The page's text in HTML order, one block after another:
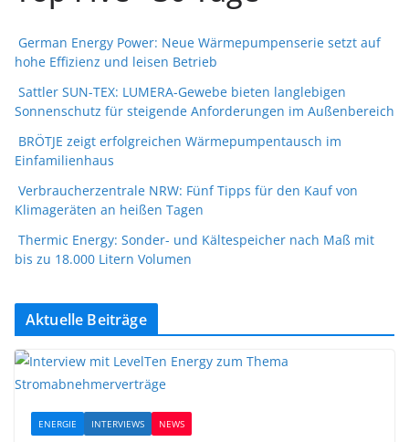
German Energy Power: Neue Wärmepumpenserie setzt auf
hohe Effizienz und leisen Betrieb
Sattler SUN-TEX: LUMERA-Gewebe bieten langlebigen
Sonnenschutz für steigende Anforderungen im Außenbereich
BRÖTJE zeigt erfolgreichen Wärmepumpentausch im
Einfamilienhaus
Verbraucherzentrale NRW: Fünf Tipps für den Kauf von
Klimageräten an heißen Tagen
Thermic Energy: Sonder- und Kältespeicher nach Maß mit
bis zu 18.000 Litern Volumen
Aktuelle Beiträge
ENERGIE INTERVIEWS NEWS